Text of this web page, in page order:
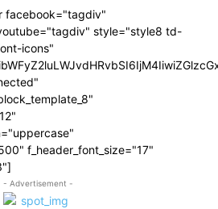
facebook="tagdiv"
style="style8 td-
icons"
f_header_font_size="17"
- Advertisement -